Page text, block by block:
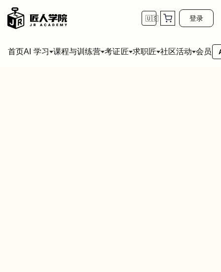
🇺🇸 登录
首页AI 学习 课程与训练营 考证匠 求职匠 社区活动 会员